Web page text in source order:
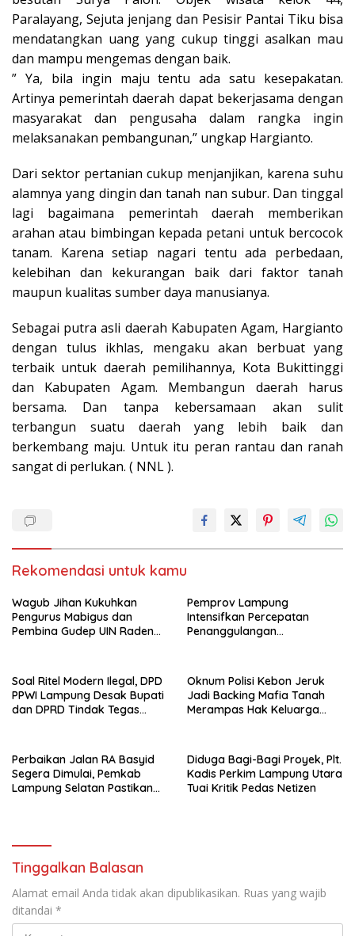
Paralayang, Sejuta jenjang dan Pesisir Pantai Tiku bisa
mendatangkan uang yang cukup tinggi asalkan mau
dan mampu mengemas dengan baik.
” Ya, bila ingin maju tentu ada satu kesepakatan.
Artinya pemerintah daerah dapat bekerjasama dengan
masyarakat dan pengusaha dalam rangka ingin
melaksanakan pembangunan,” ungkap Hargianto.
Dari sektor pertanian cukup menjanjikan, karena suhu
alamnya yang dingin dan tanah nan subur. Dan tinggal
lagi bagaimana pemerintah daerah memberikan
arahan atau bimbingan kepada petani untuk bercocok
tanam. Karena setiap nagari tentu ada perbedaan,
kelebihan dan kekurangan baik dari faktor tanah
maupun kualitas sumber daya manusianya.
Sebagai putra asli daerah Kabupaten Agam, Hargianto
dengan tulus ikhlas, mengaku akan berbuat yang
terbaik untuk daerah pemilihannya, Kota Bukittinggi
dan Kabupaten Agam. Membangun daerah harus
bersama. Dan tanpa kebersamaan akan sulit
terbangun suatu daerah yang lebih baik dan
berkembang maju. Untuk itu peran rantau dan ranah
sangat di perlukan. ( NNL ).
Rekomendasi untuk kamu
Wagub Jihan Kukuhkan
Pengurus Mabigus dan
Pembina Gudep UIN Raden
Muda
Pemprov Lampung
Intensifkan Percepatan
Penanggulangan
Soal Ritel Modern Ilegal, DPD
PPWI Lampung Desak Bupati
dan DPRD Tindak Tegas
Oknum Polisi Kebon Jeruk
Jadi Backing Mafia Tanah
Merampas Hak Keluarga
Perbaikan Jalan RA Basyid
Segera Dimulai, Pemkab
Lampung Selatan Pastikan
Diduga Bagi-Bagi Proyek, Plt.
Kadis Perkim Lampung Utara
Tuai Kritik Pedas Netizen
Tinggalkan Balasan
Alamat email Anda tidak akan dipublikasikan. Ruas yang wajib
ditandai *